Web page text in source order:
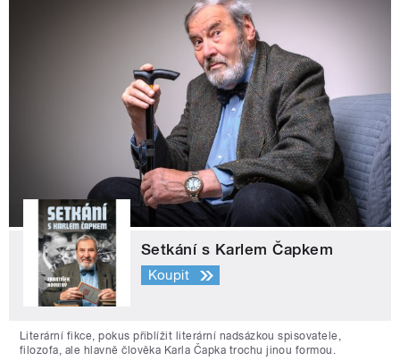
Setkání s Karlem Čapkem
Koupit
Literární fikce, pokus přiblížit literární nadsázkou spisovatele,
filozofa, ale hlavně člověka Karla Čapka trochu jinou formou.